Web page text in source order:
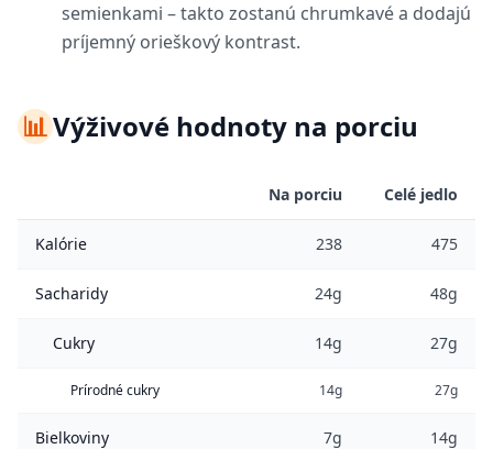
semienkami – takto zostanú chrumkavé a dodajú
príjemný orieškový kontrast.
📊Výživové hodnoty na porciu
Na porciu Celé jedlo
Kalórie 238 475
Sacharidy 24g 48g
Cukry 14g 27g
Prírodné cukry 14g 27g
Bielkoviny 7g 14g